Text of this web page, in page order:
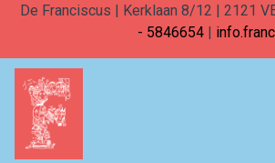
De Franciscus | Kerklaan 8/12 | 2121
- 5846654 |
Home